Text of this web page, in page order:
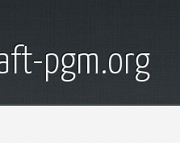
pgm.org